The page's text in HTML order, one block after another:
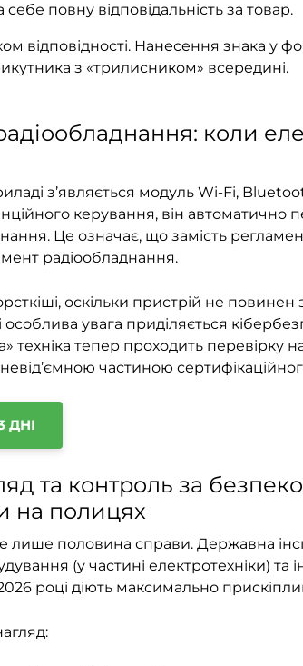
повну відповідальність за товар.
відповідності. Нанесення знака у
з «трилисником» всередині.
коли
з’являється модуль Wi-Fi,
керування, він автоматично
Це означає, що замість
радіообладнання.
оскільки пристрій не повинен
особлива увага приділяється
техніка тепер проходить перевірку на
частиною
ДНІ
та контроль за
на полицях
лише половина справи. Державна
(у частині електротехніки) та
році діють максимально